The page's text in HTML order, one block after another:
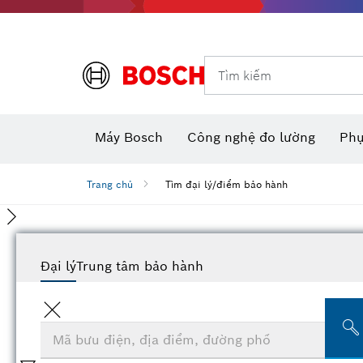
Tìm kiếm
Máy Bosch Công nghệ đo lường
Trang chủ Tìm đại lý/điểm bảo hành
Đại lýTrung tâm bảo hành